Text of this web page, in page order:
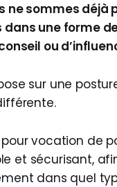
ne sommes déjà
dans une forme
ou
sur une
vocation de
et sécurisant,
dans quel